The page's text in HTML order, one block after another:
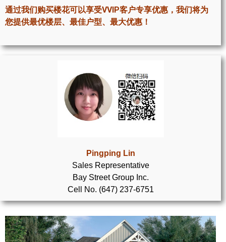
密西沙加社区介绍
奥克维尔楼花项目
列治文山楼花项目
新居民
留学生指南
实用链接
通过我们购买楼花可以享受VVIP客户专享优惠，我们将为
您提供最优楼层、最佳户型、最大优惠！
Pingping Lin
Sales Representative
Bay Street Group Inc.
Cell No. (647) 237-6751